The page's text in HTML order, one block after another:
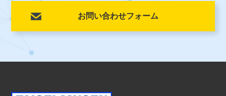
お問い合わせフォーム